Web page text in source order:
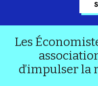
Les
d’impulser la